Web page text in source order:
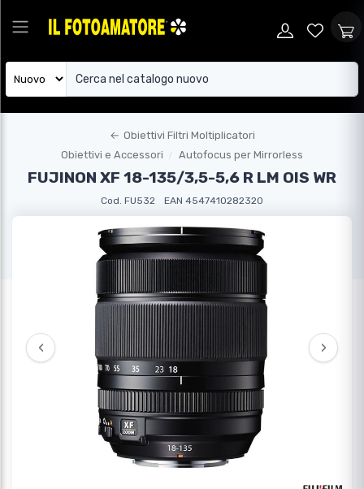
← Obiettivi Filtri Moltiplicatori
Obiettivi e Accessori
Autofocus per Mirrorless
FUJINON XF 18-135/3,5-5,6 R LM OIS WR
Cod. FU532 EAN 4547410282320
‹ ›